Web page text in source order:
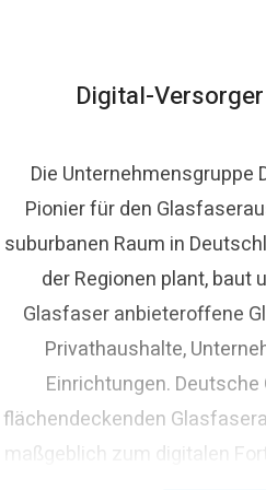
Digital-
Die
Pionier für den
suburbanen Raum in
der Regionen plant, baut
Glasfaser anbieteroffene
Privathaushalte,
Einrichtungen.
flächendeckenden
maßgeblich zum digitalen